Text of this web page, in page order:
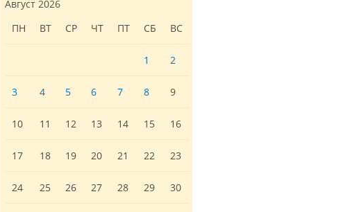
Август 2026
ПН
ВТ СР ЧТ ПТ СБ ВС
1 2
3 4 5 6 7 8 9
10 11 12 13 14 15 16
17 18 19 20 21 22 23
24 25 26 27 28 29 30